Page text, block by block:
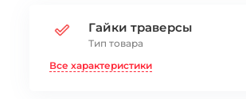
Гайки траверсы
Тип товара
Все характеристики